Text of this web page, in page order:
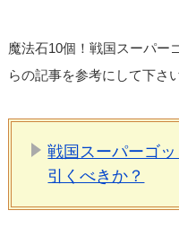
魔法石10個！戦国スーパー
らの記事を参考にして下さい
戦国スーパーゴ
引くべきか？